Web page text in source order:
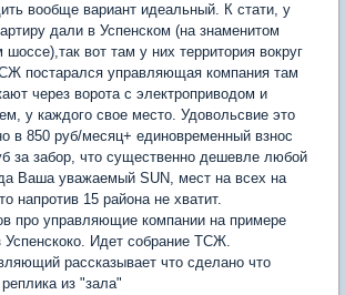
вообще вариант идеальный. К стати, у
дали в Успенском (на знаменитом
шоссе),так вот там у них территория вокруг
постарался управляющая компания там
через ворота с электроприводом и
у каждого свое место. Удовольсвие это
в 850 руб/месяц+ единовременный взнос
за забор, что существенно дешевле любой
Ваша уважаемый SUN, мест на всех на
напротив 15 района не хватит.
про управляющие компании на примере
Успенскоко. Идет собрание ТСЖ.
рассказывает что сделано что
из "зала"